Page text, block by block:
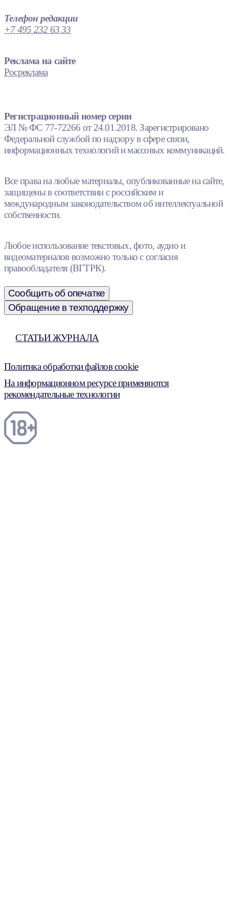
Телефон редакции
+7 495 232 63 33
Реклама на сайте
Росреклама
Регистрационный номер серии
ЭЛ № ФС 77-72266 от 24.01.2018. Зарегистрировано
Федеральной службой по надзору в сфере связи,
информационных технологий и массовых коммуникаций.
Все права на любые материалы, опубликованные на сайте,
защищены в соответствии с российским и
международным законодательством об интеллектуальной
собственности.
Любое использование текстовых, фото, аудио и
видеоматериалов возможно только с согласия
правообладателя (ВГТРК).
Сообщить об опечатке
Обращение в техподдержку
СТАТЬИ ЖУРНАЛА
Политика обработки файлов cookie
На информационном ресурсе применяются
рекомендательные технологии